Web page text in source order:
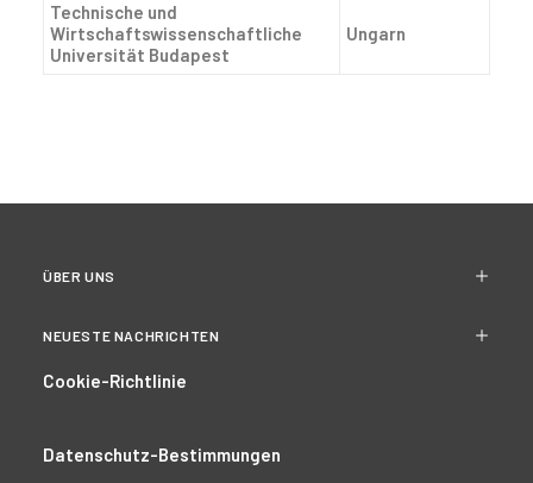
Technische und
Wirtschaftswissenschaftliche
Universität Budapest
Ungarn
ÜBER UNS
NEUESTE NACHRICHTEN
Cookie-Richtlinie
Datenschutz-Bestimmungen